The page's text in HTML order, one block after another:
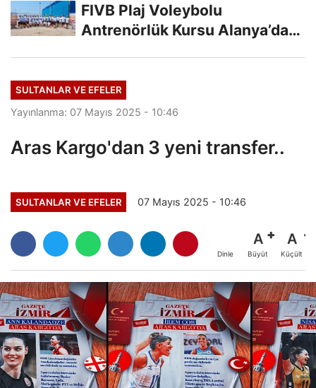
FIVB Plaj Voleybolu
Antrenörlük Kursu Alanya’da
SULTANLAR VE EFELER
Yayınlanma: 07 Mayıs 2025 - 10:46
Aras Kargo'dan 3 yeni transfer..
SULTANLAR VE EFELER 07 Mayıs 2025 - 10:46
Dinle
A
Büyüt
A
Küçült